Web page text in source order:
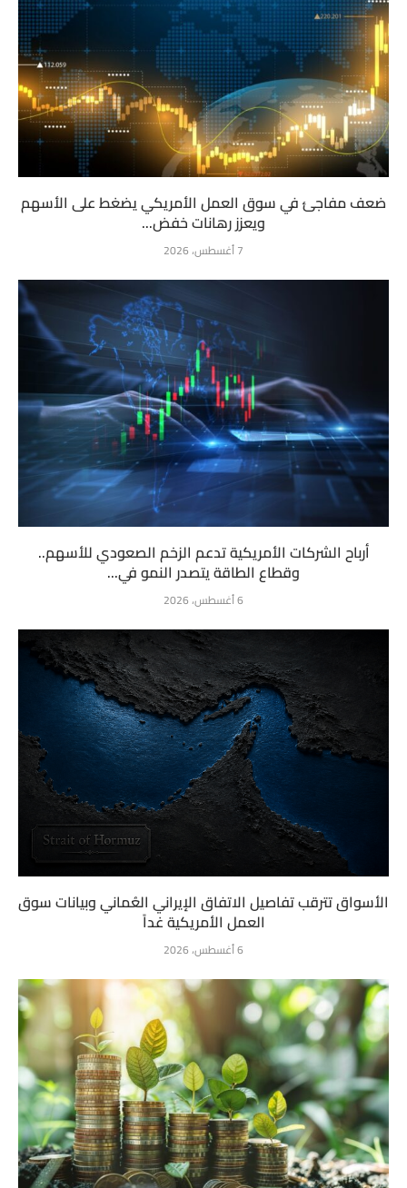
ضعف مفاجئ في سوق العمل الأمريكي يضغط على الأسهم
ويعزز رهانات خفض...
7 أغسطس، 2026
أرباح الشركات الأمريكية تدعم الزخم الصعودي للأسهم..
وقطاع الطاقة يتصدر النمو في...
6 أغسطس، 2026
الأسواق تترقب تفاصيل الاتفاق الإيراني العُماني وبيانات سوق
العمل الأمريكية غداً
6 أغسطس، 2026